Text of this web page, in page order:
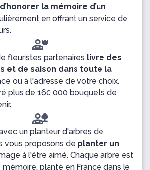
d’honorer la mémoire d’un
en offrant un service de
fleuristes partenaires livre des
et de saison dans toute la
ou à l'adresse de votre choix.
plus de 160 000 bouquets de
un planteur d'arbres de
vous proposons de planter un
à l'être aimé. Chaque arbre est
planté en France dans le